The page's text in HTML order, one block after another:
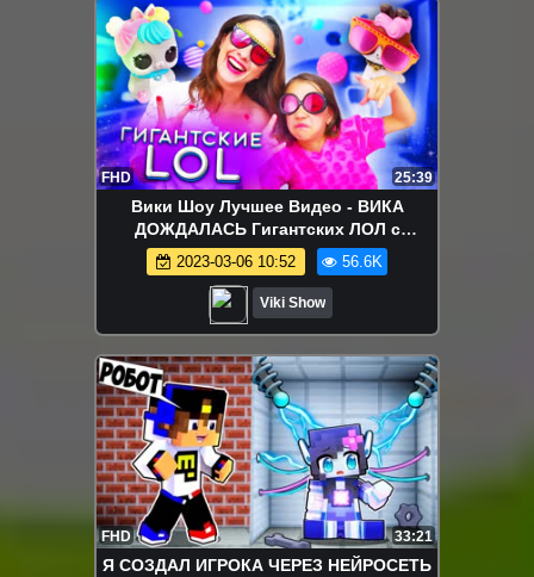
FHD 25:39
Вики Шоу Лучшее Видео - ВИКА
ДОЖДАЛАСЬ Гигантских ЛОЛ с
Питомцами Бигги Петс Eye Spy Biggie
Pets LOL / Вики Шоу
2023-03-06 10:52 56.6K
Viki Show
FHD 33:21
Я СОЗДАЛ ИГРОКА ЧЕРЕЗ НЕЙРОСЕТЬ